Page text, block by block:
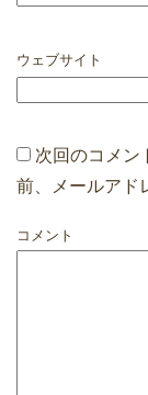
ウェブサイト
次回のコメン
前、メールアド
コメント